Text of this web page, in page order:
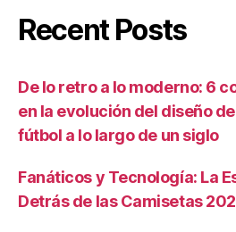
Recent Posts
De lo retro a lo moderno: 6
en la evolución del diseño
fútbol a lo largo de un siglo
Fanáticos y Tecnología: La
Detrás de las Camisetas